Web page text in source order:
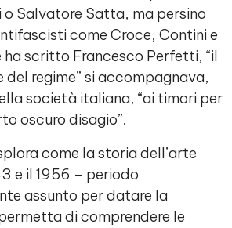
o Salvatore Satta, ma persino
come Croce, Contini e
ha scritto Francesco Perfetti, “il
del regime” si accompagnava,
società italiana, “ai timori per
oscuro disagio”.
come la storia dell’arte
e il 1956 – periodo
assunto per datare la
di comprendere le